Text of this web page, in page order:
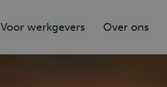
Voor werkgevers Over ons